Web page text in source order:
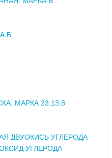
Б
МАРКА 23:13:8
ДВУОКИСЬ УГЛЕРОДА
УГЛЕРОДА